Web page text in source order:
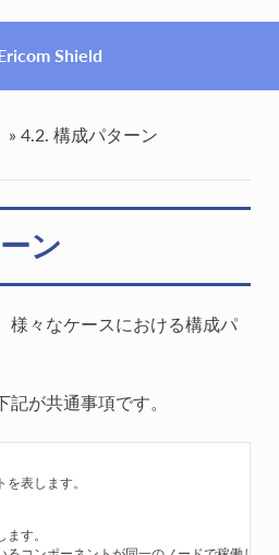
Shield
» 4.2. 構成パターン
ン
様々なケースにおける構成パ
が共通事項です。
表します。
す。